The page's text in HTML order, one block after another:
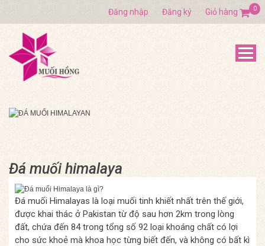
Đăng nhập Đăng ký Giỏ hàng 0
Đá muối himalaya
Đá muối Himalayas là loại muối tinh khiết nhất trên thế giới,
được khai thác ở Pakistan từ độ sau hơn 2km trong lòng
đất, chứa đến 84 trong tổng số 92 loại khoáng chất có lợi
cho sức khoẻ mà khoa học từng biết đến, và không có bất kì